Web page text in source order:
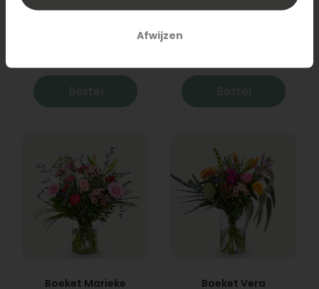
Boeket Raya
Bestel
Sanseveria
Bestel
Boeket Marieke Boeket Vera
Afwijzen